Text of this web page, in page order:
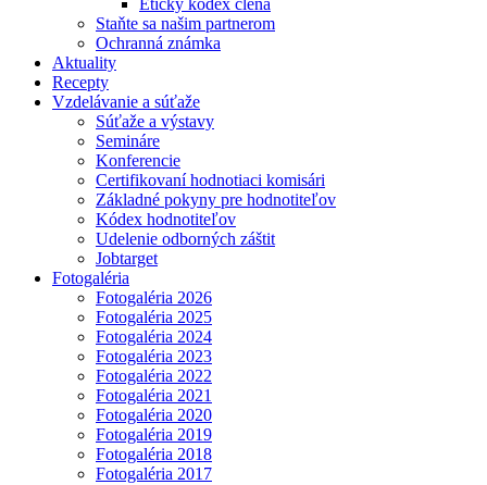
Etický kódex člena
Staňte sa našim partnerom
Ochranná známka
Aktuality
Recepty
Vzdelávanie a súťaže
Súťaže a výstavy
Semináre
Konferencie
Certifikovaní hodnotiaci komisári
Základné pokyny pre hodnotiteľov
Kódex hodnotiteľov
Udelenie odborných záštit
Jobtarget
Fotogaléria
Fotogaléria 2026
Fotogaléria 2025
Fotogaléria 2024
Fotogaléria 2023
Fotogaléria 2022
Fotogaléria 2021
Fotogaléria 2020
Fotogaléria 2019
Fotogaléria 2018
Fotogaléria 2017